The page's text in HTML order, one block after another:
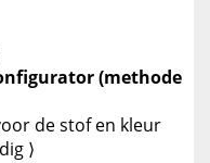
(methode
de stof en kleur
⟩